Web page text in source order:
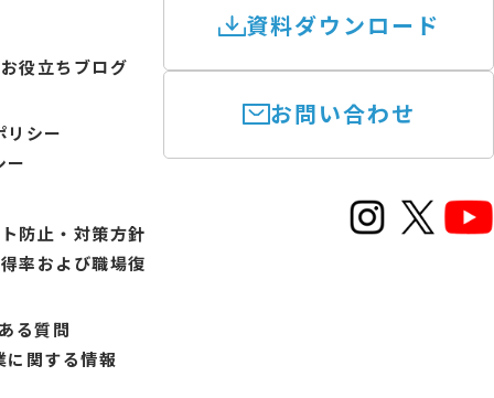
役立ちブログ
リシー
ー
防止・対策方針
率および職場復
る質問
に関する情報
資料ダウンロード
お問い合わせ